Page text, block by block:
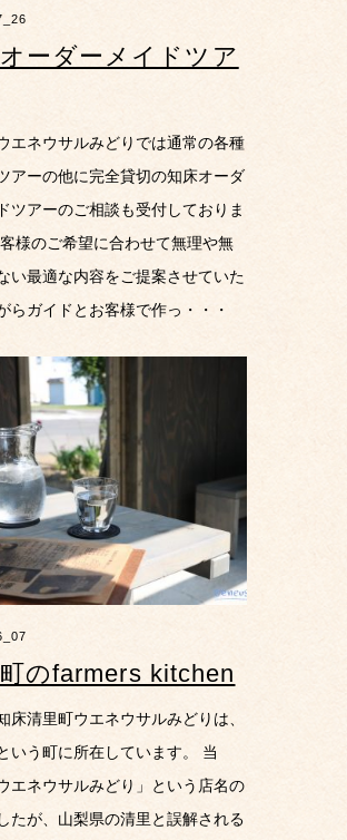
ーダーメイドツア
エネウサルみどりでは通常の各種
アーの他に完全貸切の知床オーダ
ツアーのご相談も受付しておりま
様のご希望に合わせて無理や無
い最適な内容をご提案させていた
らガイドとお客様で作っ・・・
のfarmers kitchen
床清里町ウエネウサルみどりは、
いう町に所在しています。 当
エネウサルみどり」という店名の
たが、山梨県の清里と誤解される